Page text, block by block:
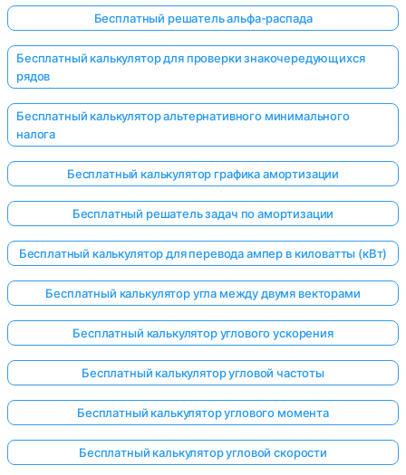
Бесплатный решатель альфа-распада
Бесплатный калькулятор для проверки знакочередующихся
рядов
Бесплатный калькулятор альтернативного минимального
налога
Бесплатный калькулятор графика амортизации
Бесплатный решатель задач по амортизации
Бесплатный калькулятор для перевода ампер в киловатты (кВт)
Бесплатный калькулятор угла между двумя векторами
Бесплатный калькулятор углового ускорения
Бесплатный калькулятор угловой частоты
Бесплатный калькулятор углового момента
Бесплатный калькулятор угловой скорости